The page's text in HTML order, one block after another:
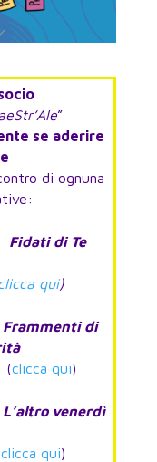
”
se aderire
di ognuna
Fidati di Te
qui)
di
(clicca qui)
venerdì
clicca qui)